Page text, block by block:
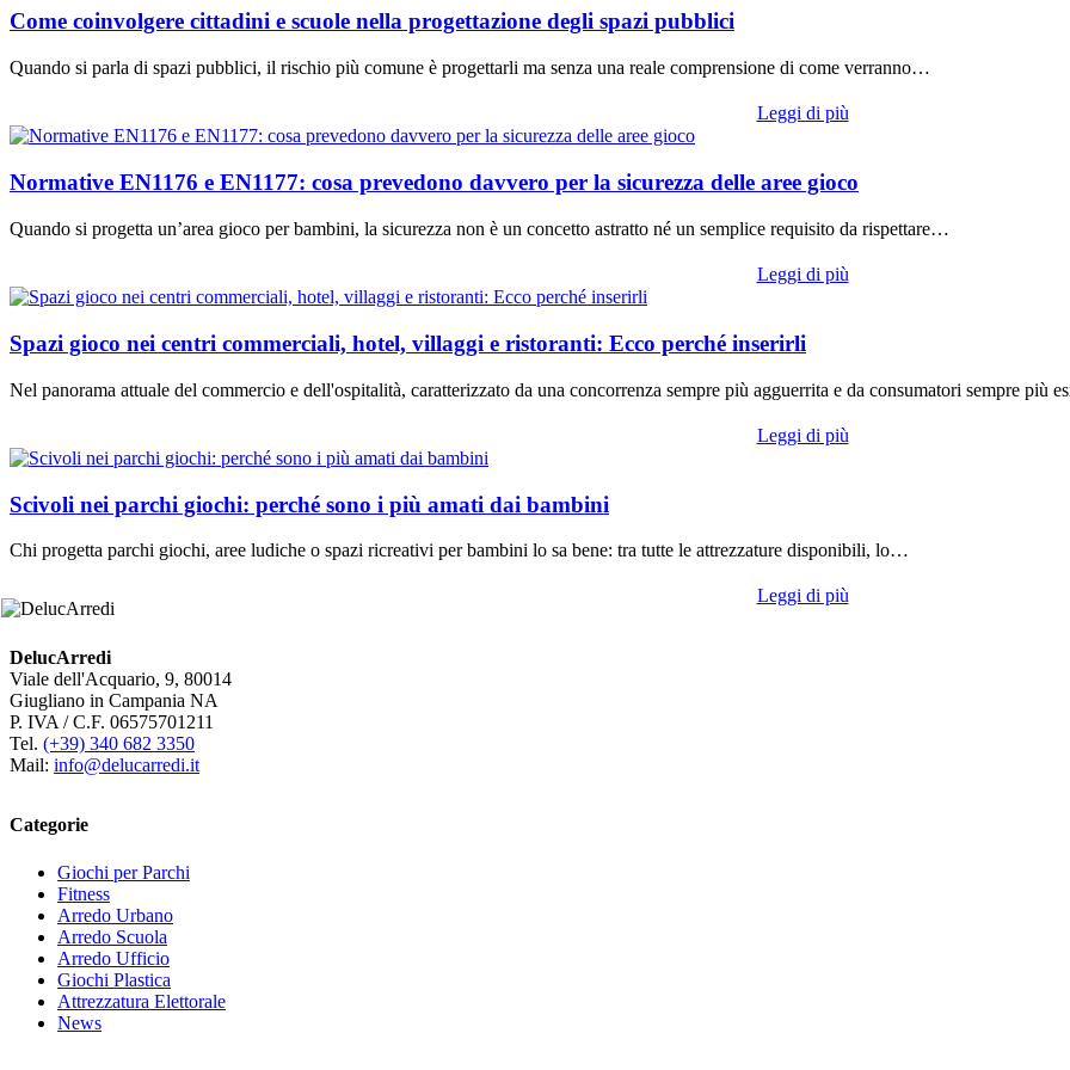
Come coinvolgere cittadini e scuole nella progettazione degli spazi pubblici
Quando si parla di spazi pubblici, il rischio più comune è progettarli ma senza una reale comprensione di come verranno…
Leggi di più
Normative EN1176 e EN1177: cosa prevedono davvero per la sicurezza delle aree gioco
Quando si progetta un’area gioco per bambini, la sicurezza non è un concetto astratto né un semplice requisito da rispettare…
Leggi di più
Spazi gioco nei centri commerciali, hotel, villaggi e ristoranti: Ecco perché inserirli
Nel panorama attuale del commercio e dell'ospitalità, caratterizzato da una concorrenza sempre più agguerrita e da consumatori sempre più
Leggi di più
Scivoli nei parchi giochi: perché sono i più amati dai bambini
Chi progetta parchi giochi, aree ludiche o spazi ricreativi per bambini lo sa bene: tra tutte le attrezzature disponibili, lo…
Leggi di più
DelucArredi
Viale dell'Acquario, 9, 80014
Giugliano in Campania NA
P. IVA / C.F. 06575701211
Tel. (+39) 340 682 3350
Mail: info@delucarredi.it
Categorie
Giochi per Parchi
Fitness
Arredo Urbano
Arredo Scuola
Arredo Ufficio
Giochi Plastica
Attrezzatura Elettorale
News